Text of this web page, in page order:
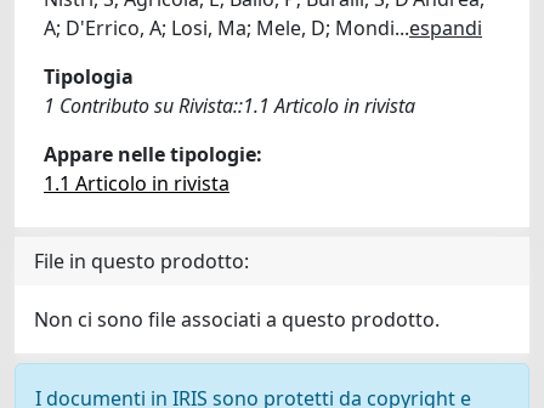
A; D'Errico, A; Losi, Ma; Mele, D; Mondi...espandi
Tipologia
1 Contributo su Rivista::1.1 Articolo in rivista
Appare nelle tipologie:
1.1 Articolo in rivista
File in questo prodotto:
Non ci sono file associati a questo prodotto.
I documenti in IRIS sono protetti da copyright e